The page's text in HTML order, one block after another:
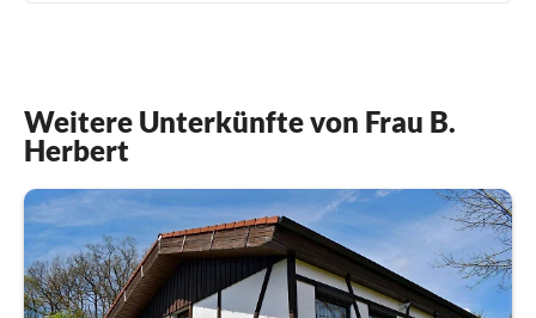
Weitere Unterkünfte von Frau B.
Herbert